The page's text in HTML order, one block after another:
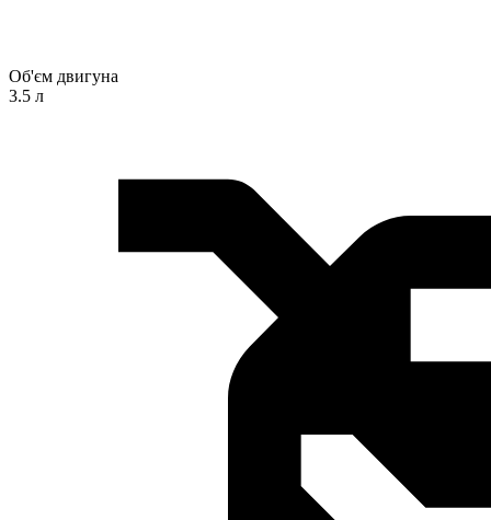
Об'єм двигуна
3.5 л